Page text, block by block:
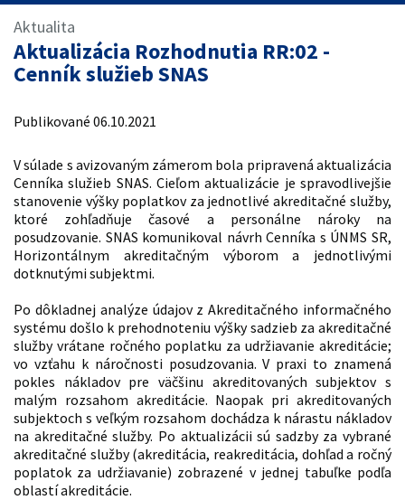
Úvod
Aktualita
Aktualizácia Rozhodnutia RR:02 -
Cenník služieb SNAS
Publikované 06.10.2021
V súlade s avizovaným zámerom bola pripravená aktualizácia
Cenníka služieb SNAS. Cieľom aktualizácie je spravodlivejšie
stanovenie výšky poplatkov za jednotlivé akreditačné služby,
ktoré zohľadňuje časové a personálne nároky na
posudzovanie. SNAS komunikoval návrh Cenníka s ÚNMS SR,
Horizontálnym akreditačným výborom a jednotlivými
dotknutými subjektmi.
Po dôkladnej analýze údajov z Akreditačného informačného
systému došlo k prehodnoteniu výšky sadzieb za akreditačné
služby vrátane ročného poplatku za udržiavanie akreditácie;
vo vzťahu k náročnosti posudzovania. V praxi to znamená
pokles nákladov pre väčšinu akreditovaných subjektov s
malým rozsahom akreditácie. Naopak pri akreditovaných
subjektoch s veľkým rozsahom dochádza k nárastu nákladov
na akreditačné služby. Po aktualizácii sú sadzby za vybrané
akreditačné služby (akreditácia, reakreditácia, dohľad a ročný
poplatok za udržiavanie) zobrazené v jednej tabuľke podľa
oblastí akreditácie.